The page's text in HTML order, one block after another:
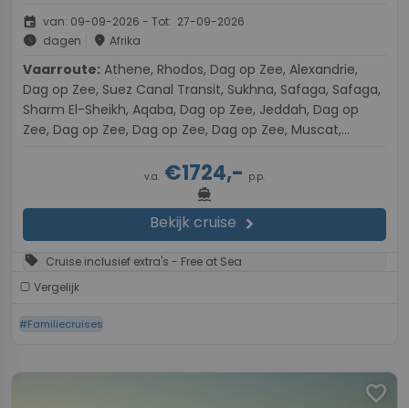
event van: 09-09-2026 - Tot: 27-09-2026
schedule dagen place Afrika
Vaarroute:
Dag op Zee, Suez Canal Transit, Sukhna, Safaga, Safaga,
Sharm El-Sheikh, Aqaba, Dag op Zee, Jeddah, Dag op
Zee, Dag op Zee, Dag op Zee, Dag op Zee, Muscat,
v.a. €1724,- p.p.
directions_boat
Bekijk cruise chevron_right
sell Cruise inclusief extra's - Free at Sea
Vergelijk
#Familiecruises
favorite